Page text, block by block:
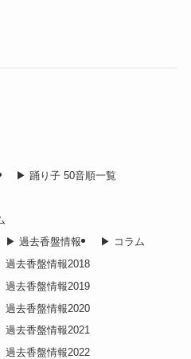
▶︎ 踊り子 50音順一覧
▶︎ 過去香盤情報
過去香盤情報2018
過去香盤情報2019
過去香盤情報2020
過去香盤情報2021
過去香盤情報2022
▶︎ コラム